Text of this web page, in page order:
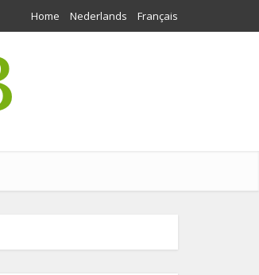
Home Nederlands Français